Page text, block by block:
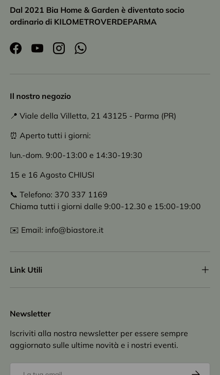
Dal 2021 Bia Home & Garden è diventato socio
ordinario di KILOMETROVERDEPARMA
FacebookYouTubeInstagramWhatsApp
Il nostro negozio
📍 Viale della Villetta, 21 43125 - Parma (PR)
⏰ Aperto tutti i giorni:
lun.-dom. 9:00-13:00 e 14:30-19:30
15 e 16 Agosto CHIUSI
📞 Telefono: 370 337 1169
Chiama tutti i giorni dalle 9:00-12.30 e 15:00-19:00
✉️ Email: info@biastore.it
Link Utili
Newsletter
Iscriviti alla nostra newsletter per essere sempre
aggiornato sulle ultime novità e i nostri eventi.
Iscriviti